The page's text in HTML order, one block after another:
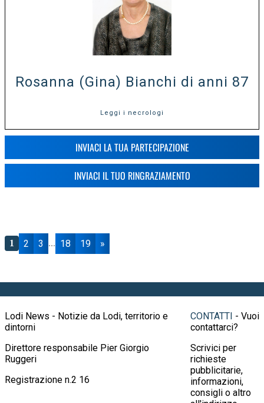
Rosanna (Gina) Bianchi di anni 87
Leggi i necrologi
INVIACI LA TUA PARTECIPAZIONE
INVIACI IL TUO RINGRAZIAMENTO
1 2 3 ... 18 19 »
Lodi News - Notizie da Lodi, territorio e
dintorni
Direttore responsabile Pier Giorgio
Ruggeri
Registrazione n.2 16
CONTATTI - Vuoi
contattarci?
Scrivici per
richieste
pubblicitarie,
informazioni,
consigli o altro